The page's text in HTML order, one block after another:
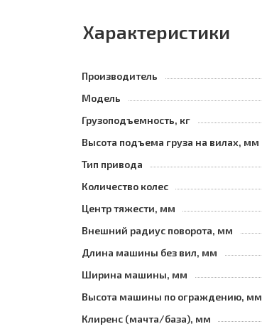
Характеристики
Производитель
Модель
Грузоподъемность, кг
Высота подъема груза на вилах, мм
Тип привода
Количество колес
Центр тяжести, мм
Внешний радиус поворота, мм
Длина машины без вил, мм
Ширина машины, мм
Высота машины по ограждению, мм
Клиренс (мачта/база), мм